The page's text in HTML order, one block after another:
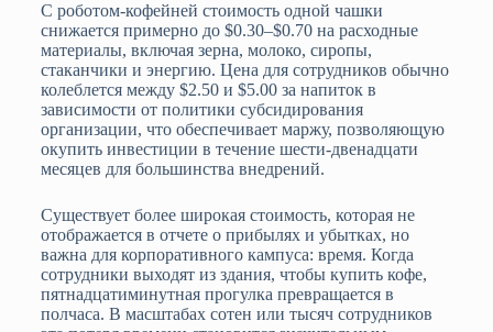
С роботом-кофейней стоимость одной чашки
снижается примерно до $0.30–$0.70 на расходные
материалы, включая зерна, молоко, сиропы,
стаканчики и энергию. Цена для сотрудников обычно
колеблется между $2.50 и $5.00 за напиток в
зависимости от политики субсидирования
организации, что обеспечивает маржу, позволяющую
окупить инвестиции в течение шести-двенадцати
месяцев для большинства внедрений.
Существует более широкая стоимость, которая не
отображается в отчете о прибылях и убытках, но
важна для корпоративного кампуса: время. Когда
сотрудники выходят из здания, чтобы купить кофе,
пятнадцатиминутная прогулка превращается в
полчаса. В масштабах сотен или тысяч сотрудников